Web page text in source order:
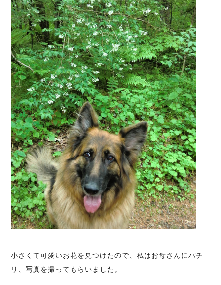
小さくて可愛いお花を見つけたので、私はお母さんにパチ
リ、写真を撮ってもらいました。